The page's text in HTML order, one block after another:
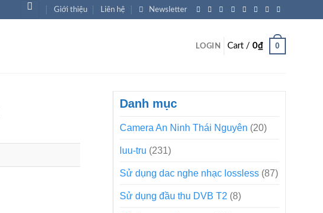
Giới thiệu Liên hệ Newsletter
LOGIN Cart / 0₫ 0
Danh mục
Camera An Ninh Thái Nguyên (20)
luu-tru (231)
Sử dụng dac nghe nhạc lossless (87)
Sử dụng đầu thu DVB T2 (8)